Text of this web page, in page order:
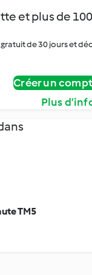
et plus de
de 30 jours et
Créer un
Plus
TM5